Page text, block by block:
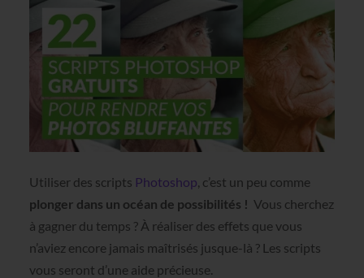
Utiliser des scripts Photoshop, c’est un peu comme
plonger dans un océan de possibilités ! Vous cherchez
à gagner du temps ? À réaliser des effets que vous
n’aviez encore jamais maîtrisés jusque-là ? Les scripts
vous seront d’une aide précieuse.